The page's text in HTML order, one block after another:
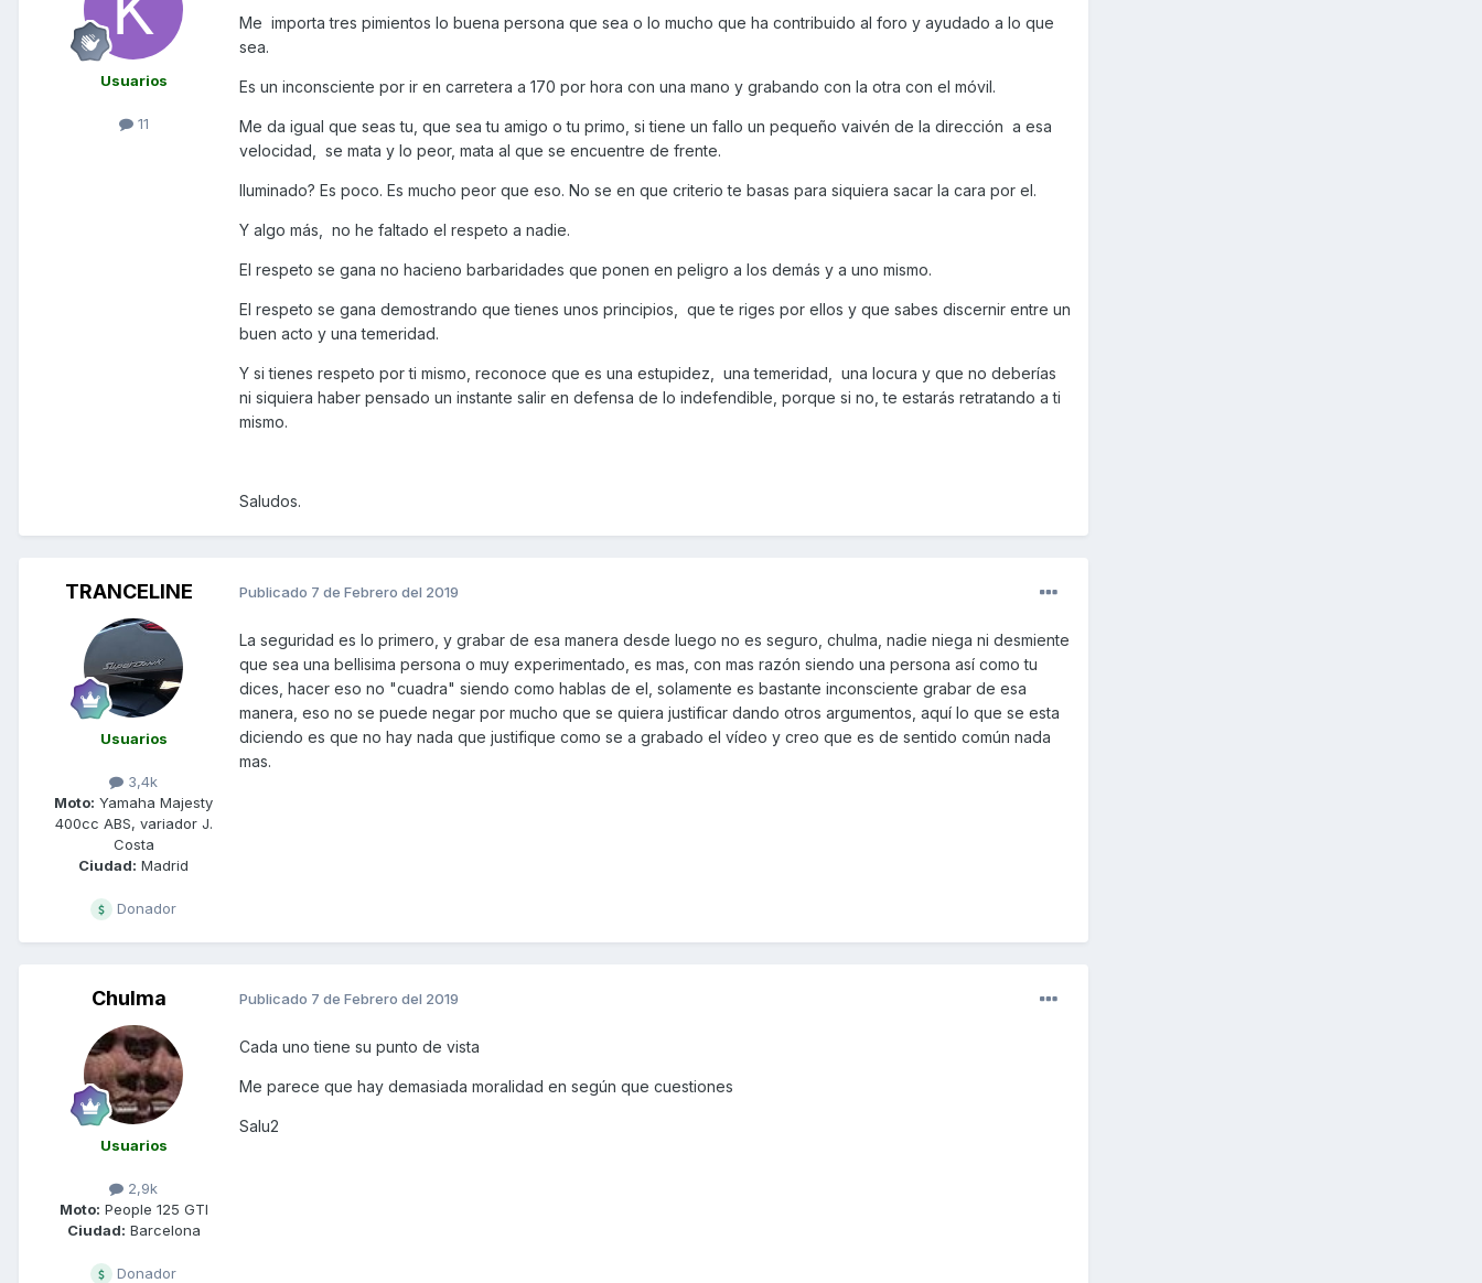
Usuarios
11
Me importa tres pimientos lo buena persona que sea o lo mucho que ha contribuido al foro y ayudado a lo que
sea.
Es un inconsciente por ir en carretera a 170 por hora con una mano y grabando con la otra con el móvil.
Me da igual que seas tu, que sea tu amigo o tu primo, si tiene un fallo un pequeño vaivén de la dirección a esa
velocidad, se mata y lo peor, mata al que se encuentre de frente.
Iluminado? Es poco. Es mucho peor que eso. No se en que criterio te basas para siquiera sacar la cara por el.
Y algo más, no he faltado el respeto a nadie.
El respeto se gana no hacieno barbaridades que ponen en peligro a los demás y a uno mismo.
El respeto se gana demostrando que tienes unos principios, que te riges por ellos y que sabes discernir entre un
buen acto y una temeridad.
Y si tienes respeto por ti mismo, reconoce que es una estupidez, una temeridad, una locura y que no deberías
ni siquiera haber pensado un instante salir en defensa de lo indefendible, porque si no, te estarás retratando a ti
mismo.
Saludos.
TRANCELINE
Usuarios
3,4k
Moto: Yamaha Majesty
400cc ABS, variador J.
Costa
Ciudad: Madrid
Donador
Publicado 7 de Febrero del 2019
La seguridad es lo primero, y grabar de esa manera desde luego no es seguro, chulma, nadie niega ni desmiente
que sea una bellisima persona o muy experimentado, es mas, con mas razón siendo una persona así como tu
dices, hacer eso no "cuadra" siendo como hablas de el, solamente es bastante inconsciente grabar de esa
manera, eso no se puede negar por mucho que se quiera justificar dando otros argumentos, aquí lo que se esta
diciendo es que no hay nada que justifique como se a grabado el vídeo y creo que es de sentido común nada
mas.
Chulma
Usuarios
2,9k
Moto: People 125 GTI
Ciudad: Barcelona
Donador
Publicado 7 de Febrero del 2019
Cada uno tiene su punto de vista
Me parece que hay demasiada moralidad en según que cuestiones
Salu2